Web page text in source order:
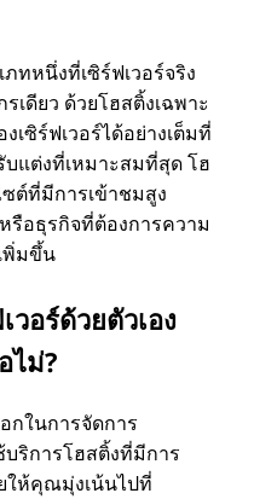
ภทหนึ่งที่เซิร์ฟเวอร์จริง
ดียว ด้วยโฮสติ้งเฉพาะ
ซิร์ฟเวอร์ได้อย่างเต็มที่
แต่งที่เหมาะสมที่สุด โฮ
ต์ที่มีการเข้าชมสูง
อธุรกิจที่ต้องการความ
พิ่มขึ้น
อร์ด้วยตัวเอง
ไม่?
กในการจัดการ
บริการโฮสติ้งที่มีการ
ให้คุณมุ่งเน้นไปที่